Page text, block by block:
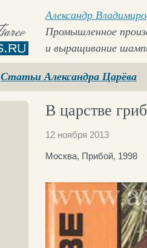
Александр
Промышленное
и выращивание
Статьи Александра Царёва
В царстве
12 ноября 2013
Москва, Прибой, 1998